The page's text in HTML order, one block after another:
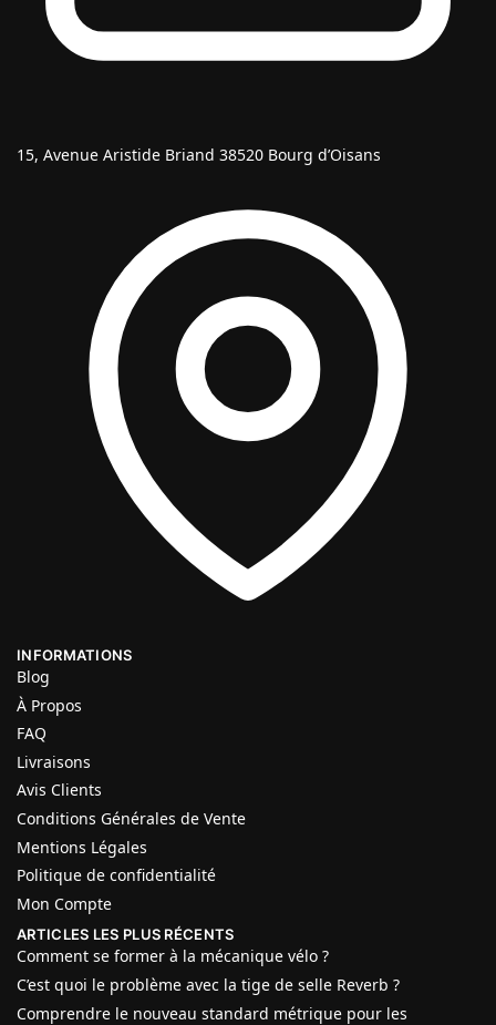
15, Avenue Aristide Briand 38520 Bourg d’Oisans
INFORMATIONS
Blog
À Propos
FAQ
Livraisons
Avis Clients
Conditions Générales de Vente
Mentions Légales
Politique de confidentialité
Mon Compte
ARTICLES LES PLUS RÉCENTS
Comment se former à la mécanique vélo ?
C’est quoi le problème avec la tige de selle Reverb ?
Comprendre le nouveau standard métrique pour les